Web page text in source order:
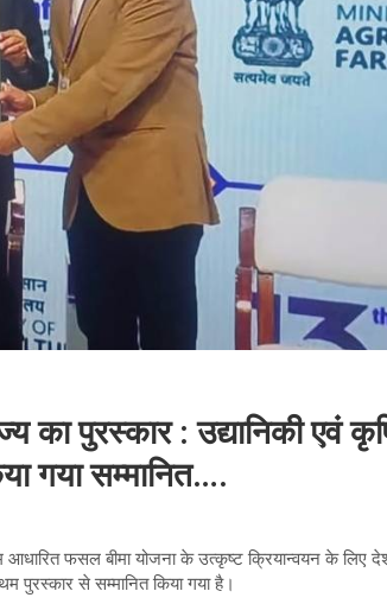
का पुरस्कार : उद्यानिकी एवं
गया सम्मानित….
आधारित फसल बीमा योजना के उत्कृष्ट क्रियान्वयन के लिए
पुरस्कार से सम्मानित किया गया है।